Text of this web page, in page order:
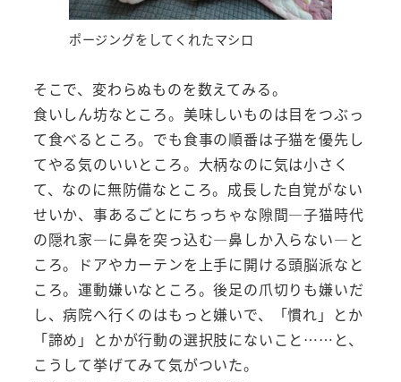
ポージングをしてくれたマシロ
そこで、変わらぬものを数えてみる。
食いしん坊なところ。美味しいものは目をつぶっ
て食べるところ。でも食事の順番は子猫を優先し
てやる気のいいところ。大柄なのに気は小さく
て、なのに無防備なところ。成長した自覚がない
せいか、事あるごとにちっちゃな隙間―子猫時代
の隠れ家―に鼻を突っ込む―鼻しか入らない―と
ころ。ドアやカーテンを上手に開ける頭脳派なと
ころ。運動嫌いなところ。後足の爪切りも嫌いだ
し、病院へ行くのはもっと嫌いで、「慣れ」とか
「諦め」とかが行動の選択肢にないこと……と、
こうして挙げてみて気がついた。